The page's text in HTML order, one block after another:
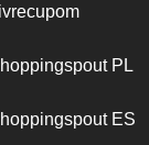
PL
ES